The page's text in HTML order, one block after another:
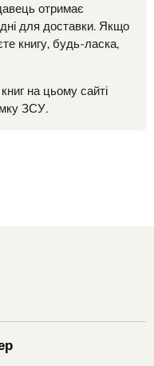
отримає
для доставки. Якщо
книгу, будь-ласка,
на цьому сайті
ЗСУ.